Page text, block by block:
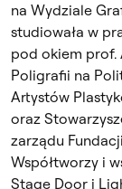
na Wydziale
studiowała w
pod okiem prof.
Poligrafii na
Artystów
oraz
zarządu
Współtworzy i
Stage Door i